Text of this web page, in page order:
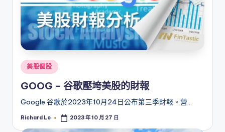
Posted
in
美股個股
GOOG – 谷歌壓垮美股的財報
Google 谷歌於2023年10月24日公布第三季財報。營…
Posted
Richard Lo 2023 年 10 月 27 日